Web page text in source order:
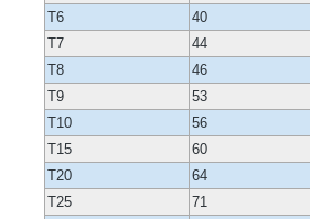
T6
40
T7
44
T8
46
T9
53
T10
56
T15
60
T20
64
T25
71